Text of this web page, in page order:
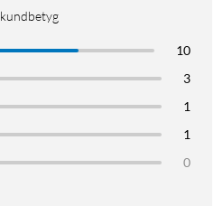
kundbetyg
10
3
1
1
0